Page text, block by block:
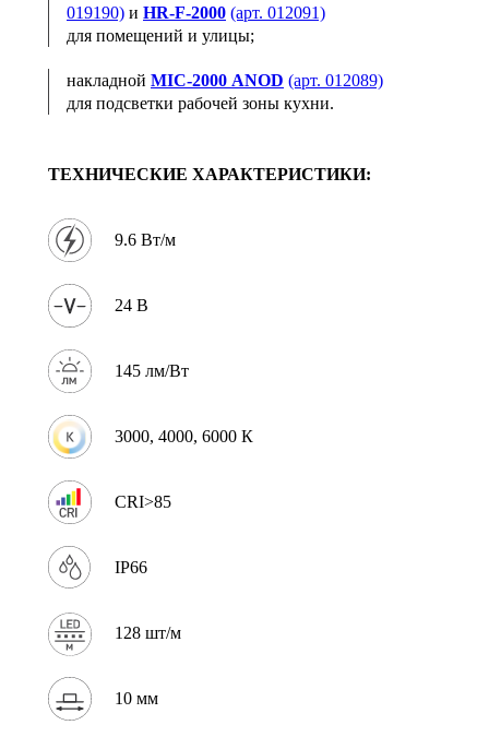
019190) и HR‑F‑2000 (арт. 012091)
для помещений и улицы;
накладной MIC‑2000 ANOD (арт. 012089)
для подсветки рабочей зоны кухни.
ТЕХНИЧЕСКИЕ ХАРАКТЕРИСТИКИ:
9.6 Вт/м
24 В
145 лм/Вт
3000, 4000, 6000 К
CRI>85
IP66
128 шт/м
10 мм